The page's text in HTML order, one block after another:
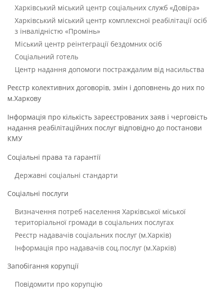
Харківський міський центр соціальних служб «Довіра»
Харківський міський центр комплексної реабілітації осіб
з інвалідністю «Промінь»
Міський центр реінтеграції бездомних осіб
Соціальний готель
Центр надання допомоги постраждалим від насильства
Реєстр колективних договорів, змін і доповнень до них по
м.Харкову
Інформація про кількість зареєстрованих заяв і черговість
надання реабілітаційних послуг відповідно до постанови
КМУ
Соціальні права та гарантії
Державні соціальні стандарти
Соціальні послуги
Визначення потреб населення Харківської міської
територіальної громади в соціальних послугах
Реєстр надавачів соціальних послуг (м.Харків)
Інформація про надавачів соц.послуг (м.Харків)
Запобігання корупції
Повідомити про корупцію